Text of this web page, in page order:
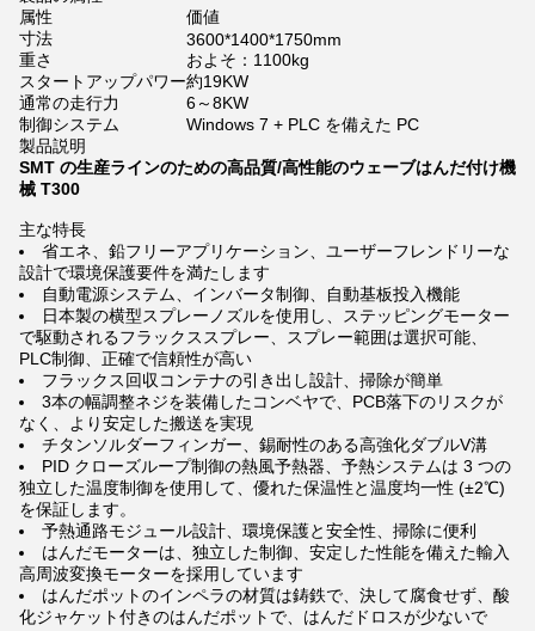
属性
価値
寸法
3600*1400*1750mm
重さ
およそ：1100kg
スタートアップパワー約19KW
通常の走行力
6～8KW
制御システム
Windows 7 + PLC を備えた PC
製品説明
SMT の生産ラインのための高品質/高性能のウェーブはんだ付け機
械 T300
主な特長
省エネ、鉛フリーアプリケーション、ユーザーフレンドリーな
設計で環境保護要件を満たします
自動電源システム、インバータ制御、自動基板投入機能
日本製の横型スプレーノズルを使用し、ステッピングモーター
で駆動されるフラックススプレー、スプレー範囲は選択可能、
PLC制御、正確で信頼性が高い
フラックス回収コンテナの引き出し設計、掃除が簡単
3本の幅調整ネジを装備したコンベヤで、PCB落下のリスクが
なく、より安定した搬送を実現
チタンソルダーフィンガー、錫耐性のある高強化ダブルV溝
PID クローズループ制御の熱風予熱器、予熱システムは 3 つの
独立した温度制御を使用して、優れた保温性と温度均一性 (±2℃)
を保証します。
予熱通路モジュール設計、環境保護と安全性、掃除に便利
はんだモーターは、独立した制御、安定した性能を備えた輸入
高周波変換モーターを採用しています
はんだポットのインペラの材質は鋳鉄で、決して腐食せず、酸
化ジャケット付きのはんだポットで、はんだドロスが少ないで